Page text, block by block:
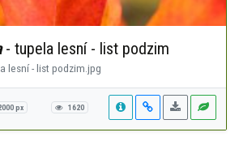
- tupela lesní - list podzim
lesní - list podzim.jpg
px 1620